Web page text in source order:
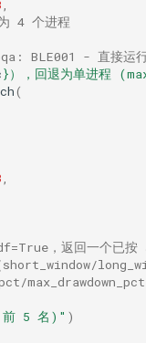
,
4 个进程
BLE001 - 直接运行
}），回退为单进程
(
,
，返回一个已
short_window/
前 5 名)" )